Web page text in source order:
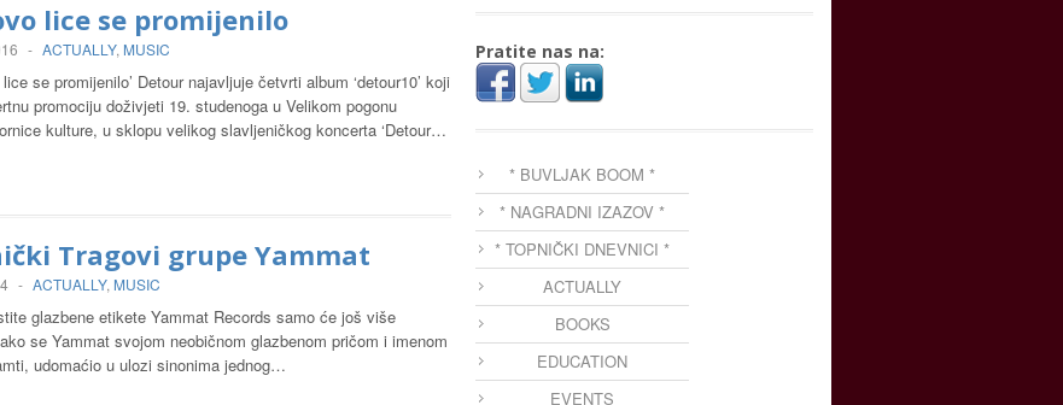
lice se promijenilo
- ACTUALLY, MUSIC
se promijenilo’ Detour najavljuje četvrti album ‘detour10’ koji
promociju doživjeti 19. studenoga u Velikom pogonu
kulture, u sklopu velikog slavljeničkog koncerta ‘Detour…
Tragovi grupe Yammat
- ACTUALLY, MUSIC
glazbene etikete Yammat Records samo će još više
se Yammat svojom neobičnom glazbenom pričom i imenom
udomaćio u ulozi sinonima jednog…
Pratite nas na:
* BUVLJAK BOOM *
* NAGRADNI IZAZOV *
* TOPNIČKI DNEVNICI *
ACTUALLY
BOOKS
EDUCATION
EVENTS